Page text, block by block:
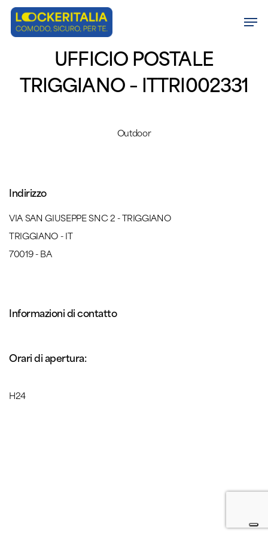
Skip
UFFICIO POSTALE
TRIGGIANO – ITTRI002331
Outdoor
Indirizzo
VIA SAN GIUSEPPE SNC 2 - TRIGGIANO
TRIGGIANO - IT
70019 - BA
Informazioni di contatto
Orari di apertura:
H24